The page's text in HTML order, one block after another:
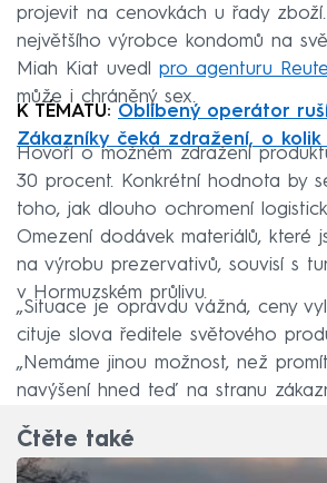
projevit na cenovkách u řady zboží.
největšího výrobce kondomů na
Miah Kiat uvedl pro agenturu
může i chráněný sex.
K TÉMATU: Oblíbený operátor
Zákazníky čeká zdražení, o kolik
Hovoří o možném zdražení
30 procent. Konkrétní hodnota by
toho, jak dlouho ochromení
Omezení dodávek materiálů, které
na výrobu prezervativů, souvisí s
v Hormuzském průlivu.
„Situace je opravdu vážná, ceny
cituje slova ředitele světového
„Nemáme jinou možnost, než
navýšení hned teď na stranu
Čtěte také